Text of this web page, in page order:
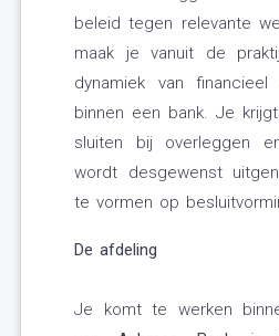
beleid tegen relevante
maak je vanuit de
dynamiek van financieel
binnen een bank. Je
sluiten bij overleggen
wordt desgewenst
te vormen op
De afdeling
Je komt te werken